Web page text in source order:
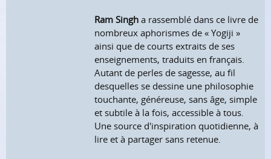
Ram Singh a rassemblé dans ce livre de
nombreux aphorismes de « Yogiji »
ainsi que de courts extraits de ses
enseignements, traduits en français.
Autant de perles de sagesse, au fil
desquelles se dessine une philosophie
touchante, généreuse, sans âge, simple
et subtile à la fois, accessible à tous.
Une source d'inspiration quotidienne, à
lire et à partager sans retenue.